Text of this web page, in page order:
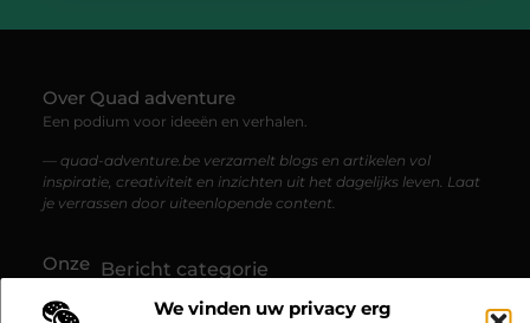
We vinden uw privacy erg
Over Quad adventure
Een podium voor ideeën en verhalen.
— quad-adventure.be verzamelt blogs en artikelen vol
inspiratie, creativiteit en inzichten uit het dagelijks leven. Laat
je verrassen door uiteenlopende content.
Onze Bericht categorie